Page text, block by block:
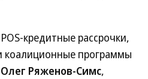
кредитные рассрочки,
коалиционные программы
Олег Ряженов-Симс,